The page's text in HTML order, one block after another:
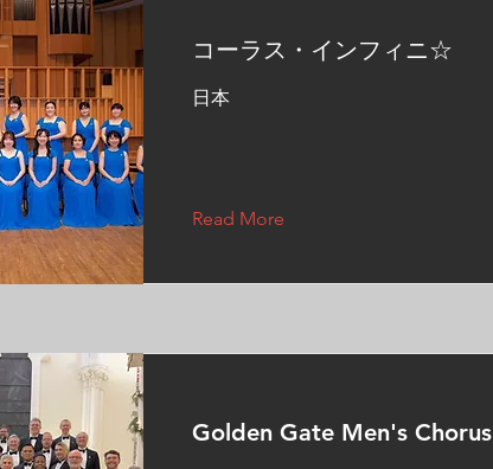
コーラス・インフィニ☆
日本
Read More
Golden Gate Men's Chorus